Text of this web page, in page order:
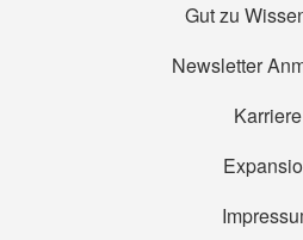
Gut zu
Newsletter
Karriere